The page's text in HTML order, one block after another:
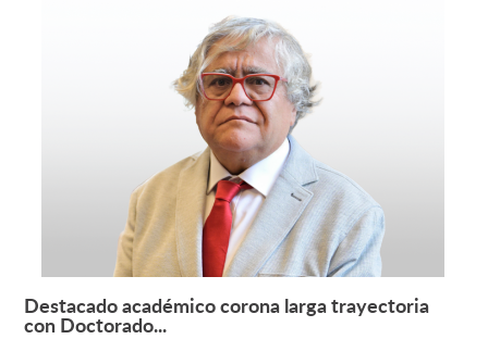
Leer más +
Destacado académico corona larga trayectoria
con Doctorado...